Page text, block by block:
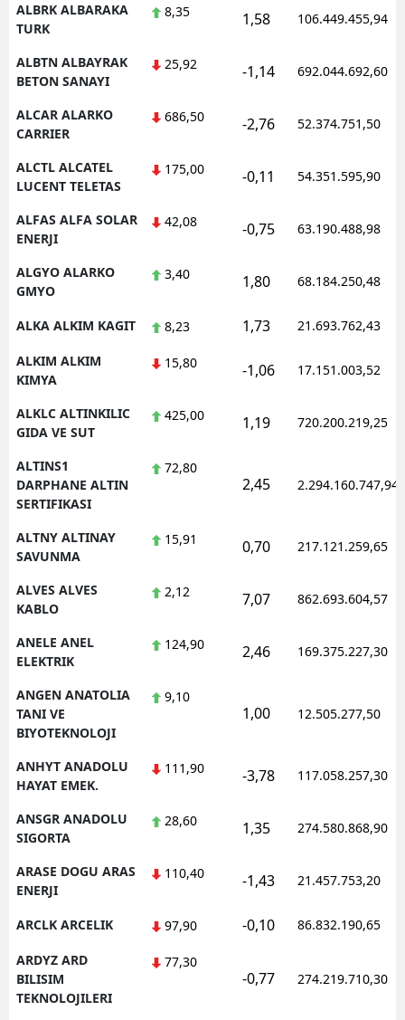
ALBRK ALBARAKA
TURK
8,35 1,58 106.449.455,94
ALBTN ALBAYRAK
BETON SANAYI
25,92 -1,14 692.044.692,60
ALCAR ALARKO
CARRIER
686,50 -2,76 52.374.751,50
ALCTL ALCATEL
LUCENT TELETAS
175,00 -0,11 54.351.595,90
ALFAS ALFA SOLAR
ENERJI
42,08 -0,75 63.190.488,98
ALGYO ALARKO
GMYO
3,40 1,80 68.184.250,48
ALKA ALKIM KAGIT 8,23 1,73 21.693.762,43
ALKIM ALKIM
KIMYA
15,80 -1,06 17.151.003,52
ALKLC ALTINKILIC
GIDA VE SUT
425,00 1,19 720.200.219,25
ALTINS1
DARPHANE ALTIN
SERTIFIKASI
72,80
2,45 2.294.160.747,94
ALTNY ALTINAY
SAVUNMA
15,91 0,70 217.121.259,65
ALVES ALVES
KABLO
2,12 7,07 862.693.604,57
ANELE ANEL
ELEKTRIK
124,90 2,46 169.375.227,30
ANGEN ANATOLIA
TANI VE
BIYOTEKNOLOJI
9,10
1,00 12.505.277,50
ANHYT ANADOLU
HAYAT EMEK.
111,90 -3,78 117.058.257,30
ANSGR ANADOLU
SIGORTA
28,60 1,35 274.580.868,90
ARASE DOGU ARAS
ENERJI
110,40 -1,43 21.457.753,20
ARCLK ARCELIK 97,90 -0,10 86.832.190,65
ARDYZ ARD
BILISIM
TEKNOLOJILERI
77,30
-0,77 274.219.710,30